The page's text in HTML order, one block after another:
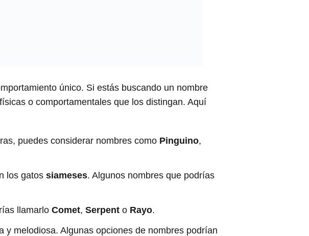
único. Si estás buscando un nombre
o comportamentales que los distingan. Aquí
puedes considerar nombres como Pinguino,
los gatos siameses. Algunos nombres que podrías
llamarlo Comet, Serpent o Rayo.
y melodiosa. Algunas opciones de nombres podrían